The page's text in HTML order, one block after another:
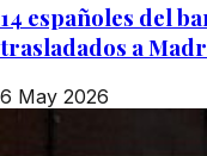
14 españoles del
trasladados a
6 May 2026